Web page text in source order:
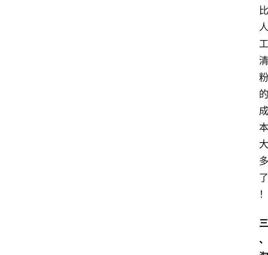
比
人
工
清
粉
的
成
本
大
多
了
！
三
、